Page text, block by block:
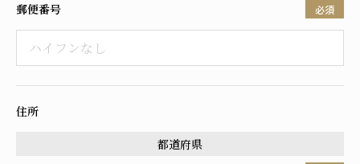
郵便番号 必須
住所
都道府県